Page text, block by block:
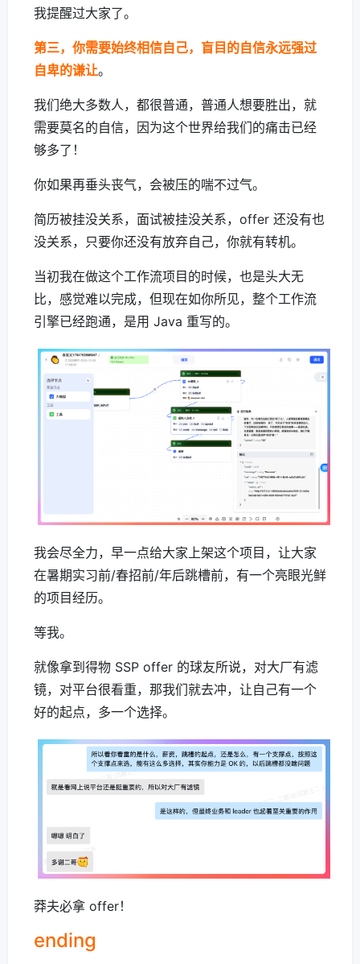
我提醒过大家了。
第三，你需要始终相信自己，盲目的自信永远强过
自卑的谦让。
我们绝大多数人，都很普通，普通人想要胜出，就
需要莫名的自信，因为这个世界给我们的痛击已经
够多了！
你如果再垂头丧气，会被压的喘不过气。
简历被挂没关系，面试被挂没关系，offer 还没有也
没关系，只要你还没有放弃自己，你就有转机。
当初我在做这个工作流项目的时候，也是头大无
比，感觉难以完成，但现在如你所见，整个工作流
引擎已经跑通，是用 Java 重写的。
我会尽全力，早一点给大家上架这个项目，让大家
在暑期实习前/春招前/年后跳槽前，有一个亮眼光鲜
的项目经历。
等我。
就像拿到得物 SSP offer 的球友所说，对大厂有滤
镜，对平台很看重，那我们就去冲，让自己有一个
好的起点，多一个选择。
莽夫必拿 offer！
ending